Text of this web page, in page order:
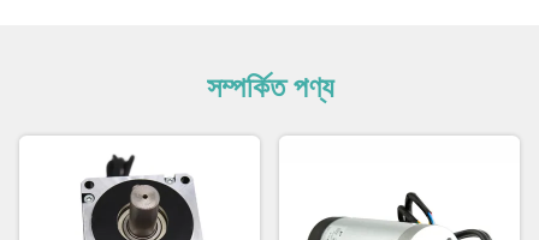
সম্পর্কিত পণ্য